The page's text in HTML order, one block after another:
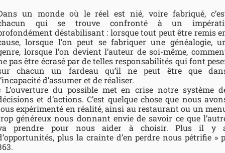
un monde où le réel est nié, voire fabriqué,
qui se trouve confronté à un
déstabilisant : lorsque tout peut être remis
lorsque l’on peut se fabriquer une généalogie,
lorsque l’on devient l’auteur de soi-même,
pas être écrasé par de telles responsabilités qui font
chacun un fardeau qu’il ne peut être que
d’assumer et de réaliser.
L’ouverture du possible met en crise notre système
et d’actions. C’est quelque chose que nous
expérimenté en réalité, ainsi au restaurant ou un
généreux nous donnant envie de savoir ce que
prendre pour nous aider à choisir. Plus il y
plus la crainte d’en perdre nous pétrifie »